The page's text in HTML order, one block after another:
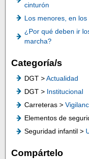
cinturón
Los menores, en
¿Por qué deben ir
marcha?
Categoría/s
DGT >Actualidad
DGT > Institucional
Carreteras >
Elementos de
Seguridad infantil >
Compártelo